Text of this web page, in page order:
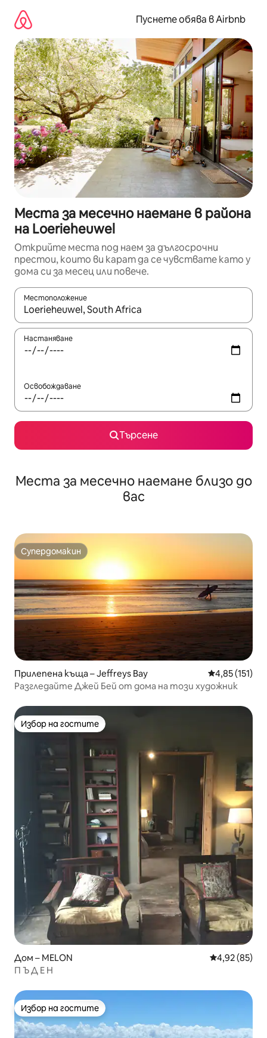
съдържанието
Пуснете обява в Airbnb
Места за месечно наемане в района
на Loerieheuwel
Открийте места под наем за дългосрочни
престои, които ви карат да се чувствате като у
дома си за месец или повече.
Местоположение
Когато резултатите се покажат, използвайте
Настаняване
Освобождаване
Търсене
Места за месечно наемане близо до
вас
Супердомакин
Супердомакин
Прилепена къща – Jeffreys Bay Средна
4,85 (151)
Разгледайте Джей Бей от дома на този художник
Избор на гостите
Избор на гостите
Дом – MELON Средна
4,92 (85)
П Ъ Д Е Н
Избор на гостите
Избор на гостите